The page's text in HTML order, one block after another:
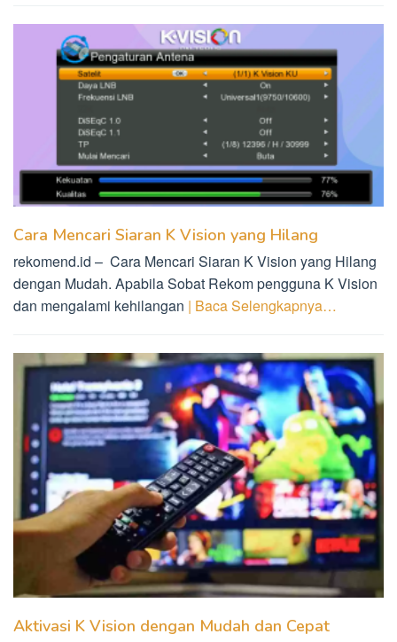
Cara Mencari Siaran K Vision yang Hilang
rekomend.id – Cara Mencari Siaran K Vision yang Hilang
dengan Mudah. Apabila Sobat Rekom pengguna K Vision
dan mengalami kehilangan | Baca Selengkapnya…
Aktivasi K Vision dengan Mudah dan Cepat